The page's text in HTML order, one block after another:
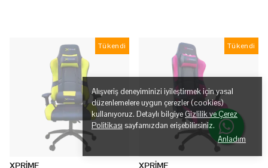
Alışveriş deneyiminizi iyileştirmek için yasal
düzenlemelere uygun çerezler (cookies)
kullanıyoruz. Detaylı bilgiyeGizlilik ve Çerez
Politikası sayfamızdan erişebilirsiniz.
Anladım
Tükendi
XPRİME
Tükendi
XPRİME